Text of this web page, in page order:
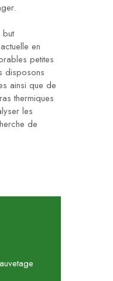
en
petites
disposons
ainsi que de
thermiques
les
de